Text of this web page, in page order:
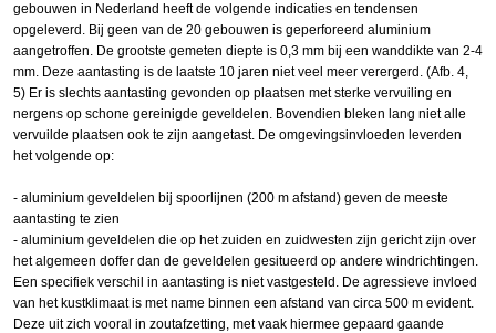
gebouwen in Nederland heeft de volgende indicaties en tendensen
opgeleverd. Bij geen van de 20 gebouwen is geperforeerd aluminium
aangetroffen. De grootste gemeten diepte is 0,3 mm bij een wanddikte van 2-4
mm. Deze aantasting is de laatste 10 jaren niet veel meer verergerd. (Afb. 4,
5) Er is slechts aantasting gevonden op plaatsen met sterke vervuiling en
nergens op schone gereinigde geveldelen. Bovendien bleken lang niet alle
vervuilde plaatsen ook te zijn aangetast. De omgevingsinvloeden leverden
het volgende op:
- aluminium geveldelen bij spoorlijnen (200 m afstand) geven de meeste
aantasting te zien
- aluminium geveldelen die op het zuiden en zuidwesten zijn gericht zijn over
het algemeen doffer dan de geveldelen gesitueerd op andere windrichtingen.
Een specifiek verschil in aantasting is niet vastgesteld. De agressieve invloed
van het kustklimaat is met name binnen een afstand van circa 500 m evident.
Deze uit zich vooral in zoutafzetting, met vaak hiermee gepaard gaande